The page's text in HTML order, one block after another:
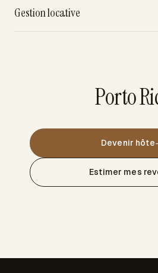
Gestion locative
Porto
Devenir hôte
Estimer mes